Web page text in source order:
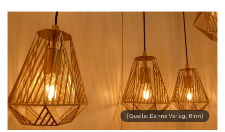
(Quelle: Dähne Verlag, Rinn)